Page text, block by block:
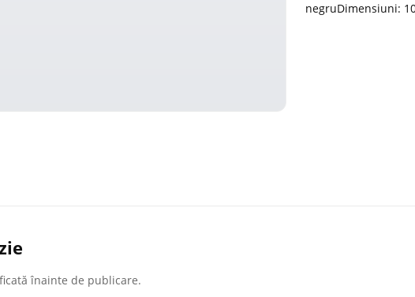
negruDimensiuni:
înainte de publicare.